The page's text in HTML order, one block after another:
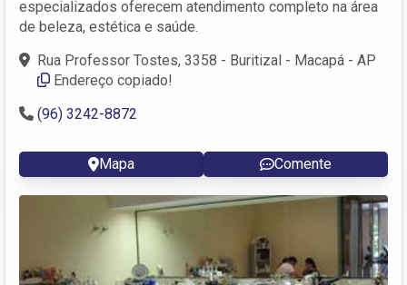
especializados oferecem atendimento completo na área
de beleza, estética e saúde.
Rua Professor Tostes, 3358 - Buritizal - Macapá - AP
Endereço copiado!
(96) 3242-8872
Mapa Comente